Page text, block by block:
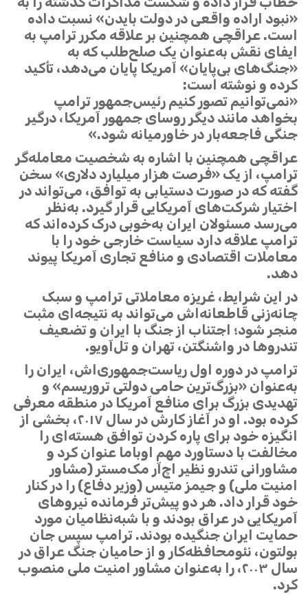
«نبود اراده واقعی در دولت بایدن» نسبت داده
است. عراقچی همچنین بر علاقه مکرر ترامپ به
ایفای نقش به‌عنوان یک صلح‌طلب که به
«جنگ‌های بی‌پایان» آمریکا پایان می‌دهد، تأکید
کرده و نوشته است:
«نمی‌توانیم تصور کنیم رئیس‌جمهور ترامپ
بخواهد مانند دیگر روسای جمهور آمریکا، درگیر
جنگی فاجعه‌بار در خاورمیانه شود.»
عراقچی همچنین با اشاره به شخصیت معامله‌گر
ترامپ، از یک «فرصت هزار میلیارد دلاری» سخن
گفته که در صورت دستیابی به توافق، می‌تواند در
اختیار شرکت‌های آمریکایی قرار گیرد. به‌نظر
می‌رسد مسئولان ایران به‌خوبی درک کرده‌اند که
ترامپ علاقه دارد سیاست خارجی خود را با
معاملات اقتصادی و منافع تجاری آمریکا پیوند
دهد.
در این شرایط، غریزه معاملاتی ترامپ و سبک
چانه‌زنی قاطعانه‌اش می‌تواند به نتیجه‌ای مثبت
منجر شود؛ اجتناب از جنگ با ایران و تضعیف
تندروها در واشنگتن، تهران و تل‌آویو.
ترامپ در دوره اول ریاست‌جمهوری‌اش، ایران را
به‌عنوان «بزرگ‌ترین حامی دولتی تروریسم» و
تهدیدی بزرگ برای منافع آمریکا در منطقه معرفی
کرده بود. او در آغاز کارش در سال ۲۰۱۷، بخشی از
انگیزه خود برای پاره کردن توافق هسته‌ای را
مخالفت با دستاورد مهم اوباما عنوان کرد و
مشاورانی تندرو نظیر اچ‌آر مک‌مستر (مشاور
امنیت ملی) و جیمز متیس (وزیر دفاع) را در کنار
خود قرار داد. هر دو پیش‌تر فرمانده نیروهای
آمریکایی در عراق بودند و با شبه‌نظامیان مورد
حمایت ایران جنگیده بودند. ترامپ سپس جان
بولتون، نئومحافظه‌کار و از حامیان جنگ عراق در
سال ۲۰۰۳، را به‌عنوان مشاور امنیت ملی منصوب
کرد.